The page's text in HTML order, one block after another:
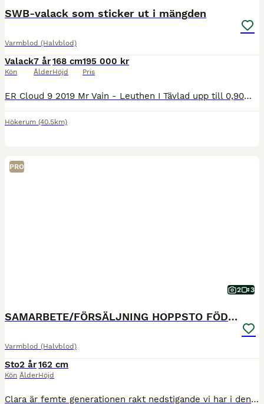
SWB-valack som sticker ut i mängden
Varmblod (Halvblod)
Valack
Kön
7 år
Ålder
168 cm
Höjd
195 000 kr
Pris
ER Cloud 9 2019 Mr Vain - Leuthen I Tävlad upp till 0,90m felfritt. Finns väldigt mycket mer att plocka fram. Är en egen uppfödning, mamma Celina tävlade CNC*, 1,20m hoppning och LA dressyr. Halvs
Hökerum (40.5km)
PRO
2 3
SAMARBETE/FÖRSÄLJNING HOPPSTO FÖDD 2024
Varmblod (Halvblod)
Sto
Kön
2 år
Ålder
162 cm
Höjd
Clara är femte generationen rakt nedstigande vi har i denna stostam. Jag söker i första hand ett samarbete med en ryttare som siktar på de högre klasserna i hoppning, men om jag inte hittar en ryttare